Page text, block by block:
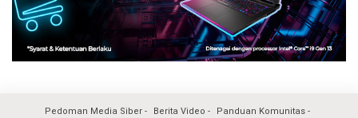
Pedoman Media Siber Berita Video Panduan Komunitas